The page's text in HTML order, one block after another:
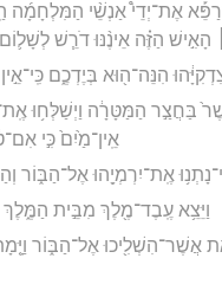
אֶת־יְדֵי֩ אַנְשֵׁ֨י
הַזֶּ֗ה אֵינֶ֨נּוּ דֹרֵ֧שׁ
הִנֵּה־ה֖וּא בְּיֶדְכֶ֑ם
בַּחֲצַ֣ר הַמַּטָּרָ֔ה וַיְשַׁלְּח֥וּ
אֵֽין־מַ֙יִם֙ כִּ֣י
אֶֽת־יִרְמְיָ֖הוּ אֶל־הַבּ֑וֹר
וַיֵּצֵ֥א עֶֽבֶד־מֶ֖לֶךְ מִבֵּ֣ית הַמֶּ֑לֶךְ
אֶל־הַבּ֑וֹר